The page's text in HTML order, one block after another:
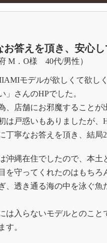
お答えを頂き、安心
M．O様 40代/男性
モデルが欲しくて欲し
」さんのHPでした。
、店舗にお邪魔することが
は戸惑いもありましたが
丁寧なお答えを頂き、結局
沖縄在住でしたので、本
を守ってくれたのはもち
、透き通る海の中を泳ぐ
は入らないモデルとのこ
す。